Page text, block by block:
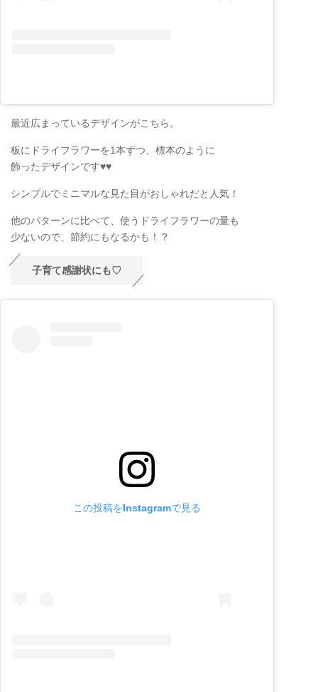
最近広まっているデザインがこちら。
板にドライフラワーを1本ずつ、標本のように
飾ったデザインです♥♥
シンプルでミニマルな見た目がおしゃれだと人気！
他のパターンに比べて、使うドライフラワーの量も
少ないので、節約にもなるかも！？
子育て感謝状にも♡
この投稿をInstagramで見る